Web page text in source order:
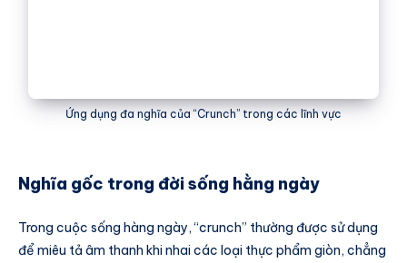
Ứng dụng đa nghĩa của “Crunch” trong các lĩnh vực
Nghĩa gốc trong đời sống hằng ngày
Trong cuộc sống hàng ngày, “crunch” thường được sử dụng
để miêu tả âm thanh khi nhai các loại thực phẩm giòn, chẳng